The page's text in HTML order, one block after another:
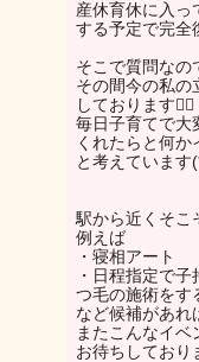
産休育休に入っ
する予定で完全
そこで質問なの
その間今の私の
しております🙇‍♀️
毎日子育てで大
くれたらと何
と考えています
駅から近くそこ
例えば
・寝相アート
・日程指定で
つ毛の施術をす
など候補があれ
またこんなイ
お待ちしており